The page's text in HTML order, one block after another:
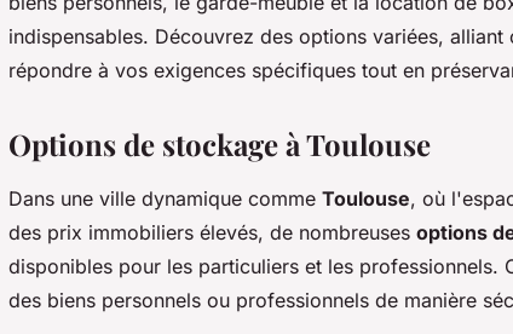
indispensables. Découvrez des options variées,
répondre à vos exigences spécifiques tout en
Options de stockage à Toulouse
Dans une ville dynamique comme Toulouse, où
des prix immobiliers élevés, de nombreuses options
disponibles pour les particuliers et les professionnels.
des biens personnels ou professionnels de manière